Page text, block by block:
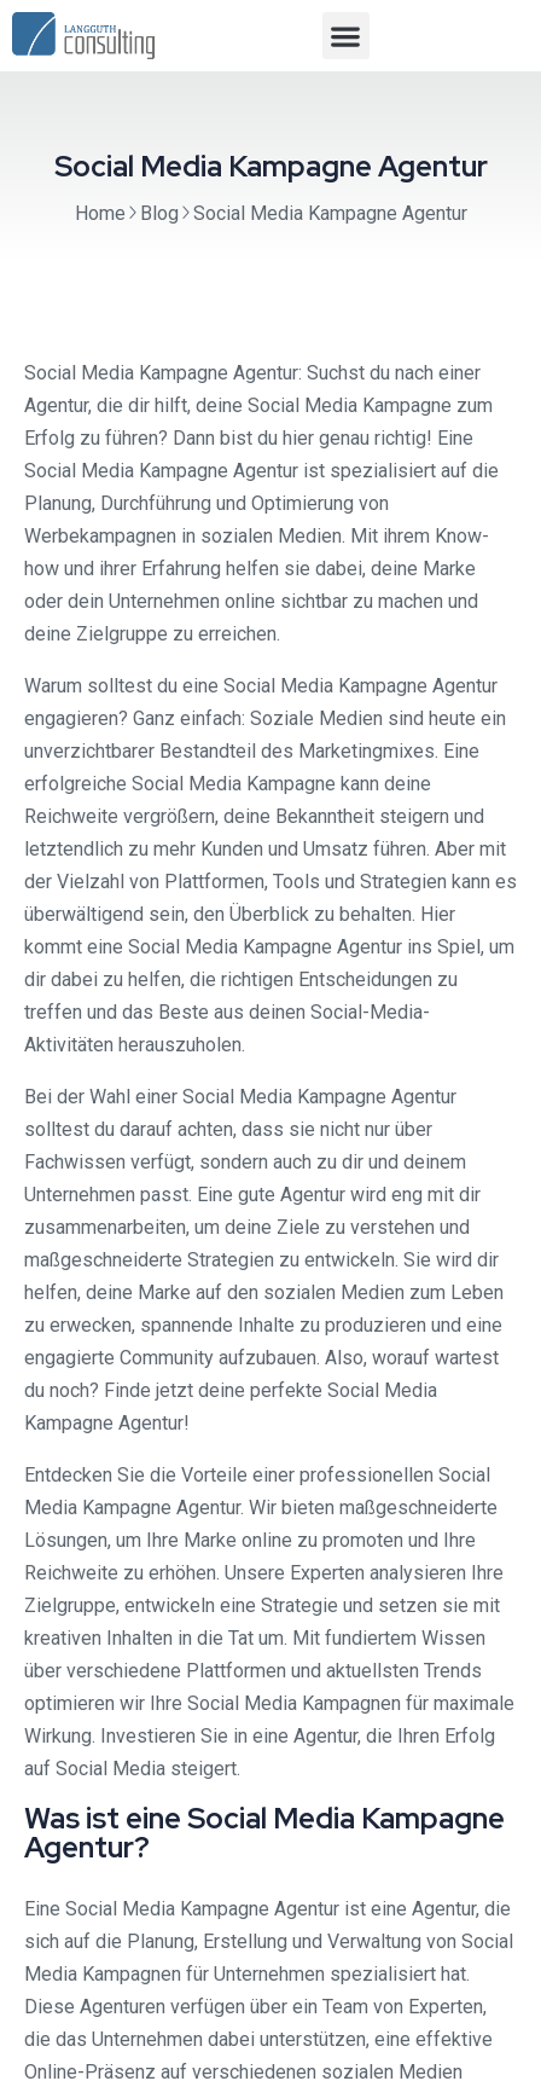
Social Media Kampagne Agentur
Home Blog Social Media Kampagne Agentur
Social Media Kampagne Agentur: Suchst du nach einer
Agentur, die dir hilft, deine Social Media Kampagne zum
Erfolg zu führen? Dann bist du hier genau richtig! Eine
Social Media Kampagne Agentur ist spezialisiert auf die
Planung, Durchführung und Optimierung von
Werbekampagnen in sozialen Medien. Mit ihrem Know-
how und ihrer Erfahrung helfen sie dabei, deine Marke
oder dein Unternehmen online sichtbar zu machen und
deine Zielgruppe zu erreichen.
Warum solltest du eine Social Media Kampagne Agentur
engagieren? Ganz einfach: Soziale Medien sind heute ein
unverzichtbarer Bestandteil des Marketingmixes. Eine
erfolgreiche Social Media Kampagne kann deine
Reichweite vergrößern, deine Bekanntheit steigern und
letztendlich zu mehr Kunden und Umsatz führen. Aber mit
der Vielzahl von Plattformen, Tools und Strategien kann es
überwältigend sein, den Überblick zu behalten. Hier
kommt eine Social Media Kampagne Agentur ins Spiel, um
dir dabei zu helfen, die richtigen Entscheidungen zu
treffen und das Beste aus deinen Social-Media-
Aktivitäten herauszuholen.
Bei der Wahl einer Social Media Kampagne Agentur
solltest du darauf achten, dass sie nicht nur über
Fachwissen verfügt, sondern auch zu dir und deinem
Unternehmen passt. Eine gute Agentur wird eng mit dir
zusammenarbeiten, um deine Ziele zu verstehen und
maßgeschneiderte Strategien zu entwickeln. Sie wird dir
helfen, deine Marke auf den sozialen Medien zum Leben
zu erwecken, spannende Inhalte zu produzieren und eine
engagierte Community aufzubauen. Also, worauf wartest
du noch? Finde jetzt deine perfekte Social Media
Kampagne Agentur!
Entdecken Sie die Vorteile einer professionellen Social
Media Kampagne Agentur. Wir bieten maßgeschneiderte
Lösungen, um Ihre Marke online zu promoten und Ihre
Reichweite zu erhöhen. Unsere Experten analysieren Ihre
Zielgruppe, entwickeln eine Strategie und setzen sie mit
kreativen Inhalten in die Tat um. Mit fundiertem Wissen
über verschiedene Plattformen und aktuellsten Trends
optimieren wir Ihre Social Media Kampagnen für maximale
Wirkung. Investieren Sie in eine Agentur, die Ihren Erfolg
auf Social Media steigert.
Was ist eine Social Media Kampagne
Agentur?
Eine Social Media Kampagne Agentur ist eine Agentur, die
sich auf die Planung, Erstellung und Verwaltung von Social
Media Kampagnen für Unternehmen spezialisiert hat.
Diese Agenturen verfügen über ein Team von Experten,
die das Unternehmen dabei unterstützen, eine effektive
Online-Präsenz auf verschiedenen sozialen Medien